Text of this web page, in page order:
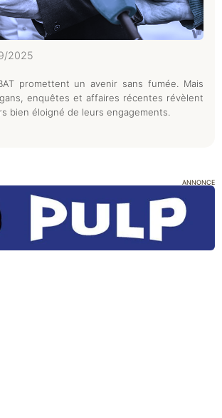
2025
promettent un avenir sans fumée. Mais
enquêtes et affaires récentes révèlent
bien éloigné de leurs engagements.
ANNONCE